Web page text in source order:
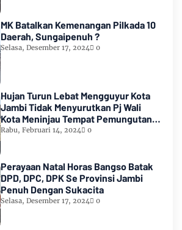
MK Batalkan Kemenangan Pilkada 10
Daerah, Sungaipenuh ?
Selasa, Desember 17, 2024 0
Hujan Turun Lebat Mengguyur Kota
Jambi Tidak Menyurutkan Pj Wali
Kota Meninjau Tempat Pemungutan
Suara Pemilu 2024
Rabu, Februari 14, 2024 0
Perayaan Natal Horas Bangso Batak
DPD, DPC, DPK Se Provinsi Jambi
Penuh Dengan Sukacita
Selasa, Desember 17, 2024 0